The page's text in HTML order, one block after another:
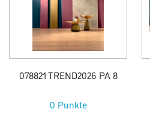
078821 TREND2026 PA 8
0 Punkte